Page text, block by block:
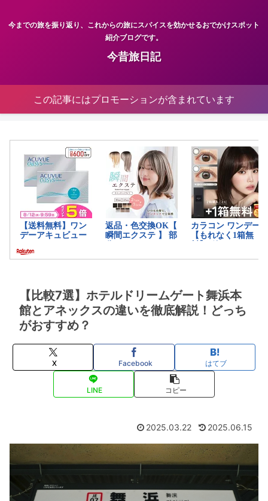
今までの旅を振り返り、これからの旅にスパイスを効かせるおでかけスポット
紹介ブログです。
今昔旅日記
この記事にはプロモーションが含まれています
【比較7選】ホテルドリームゲート舞浜本
館とアネックスの違いを徹底解説！どっち
がおすすめ？
X Facebook はてブ
LINE コピー
2025.03.22 2025.06.15